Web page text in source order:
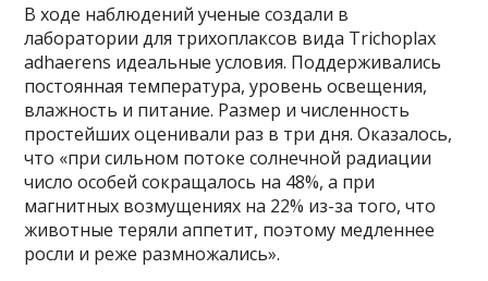
В ходе наблюдений ученые создали в
лаборатории для трихоплаксов вида Trichoplax
adhaerens идеальные условия. Поддерживались
постоянная температура, уровень освещения,
влажность и питание. Размер и численность
простейших оценивали раз в три дня. Оказалось,
что «при сильном потоке солнечной радиации
число особей сокращалось на 48%, а при
магнитных возмущениях на 22% из-за того, что
животные теряли аппетит, поэтому медленнее
росли и реже размножались».